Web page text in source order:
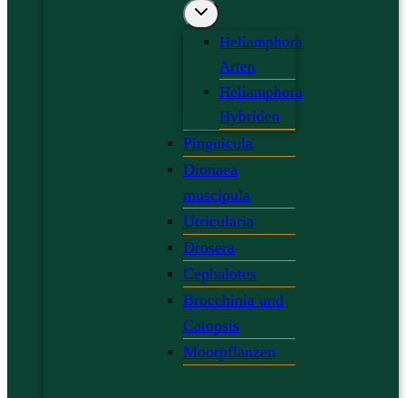
Heliamphora
Arten
Heliamphora
Hybriden
Pinguicula
Dionaea
muscipula
Utricularia
Drosera
Cephalotus
Brocchinia und
Catopsis
Moorpflanzen